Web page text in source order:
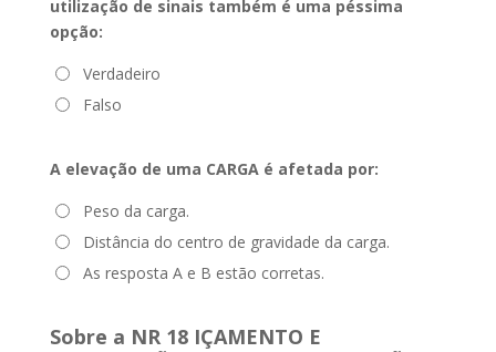
utilização de sinais também é uma péssima
opção:
Verdadeiro
Falso
A elevação de uma CARGA é afetada por:
Peso da carga.
Distância do centro de gravidade da carga.
As resposta A e B estão corretas.
Sobre a NR 18 IÇAMENTO E